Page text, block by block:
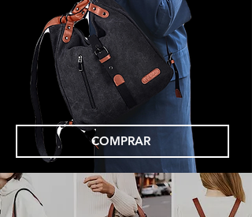
COMPRAR